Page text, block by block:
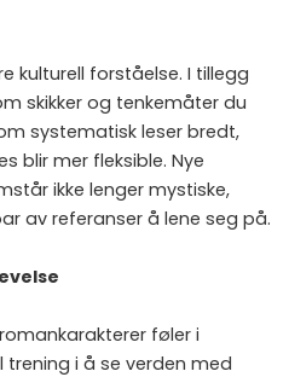
kulturell forståelse. I tillegg
skikker og tenkemåter du
systematisk leser bredt,
blir mer fleksible. Nye
ikke lenger mystiske,
av referanser å lene seg på.
føler i
i å se verden med